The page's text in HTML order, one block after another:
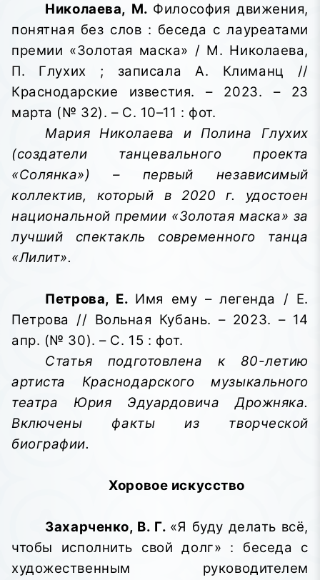
Николаева, М. Философия движения,
понятная без слов : беседа с лауреатами
премии «Золотая маска» / М. Николаева,
П. Глухих ; записала А. Климанц //
Краснодарские известия. – 2023. – 23
марта (№ 32). – С. 10–11 : фот.
Мария Николаева и Полина Глухих
(создатели танцевального проекта
«Солянка») – первый независимый
коллектив, который в 2020 г. удостоен
национальной премии «Золотая маска» за
лучший спектакль современного танца
«Лилит».
Петрова, Е. Имя ему – легенда / Е.
Петрова // Вольная Кубань. – 2023. – 14
апр. (№ 30). – С. 15 : фот.
Статья подготовлена к 80-летию
артиста Краснодарского музыкального
театра Юрия Эдуардовича Дрожняка.
Включены факты из творческой
биографии.
Хоровое искусство
Захарченко, В. Г. «Я буду делать всё,
чтобы исполнить свой долг» : беседа с
художественным руководителем